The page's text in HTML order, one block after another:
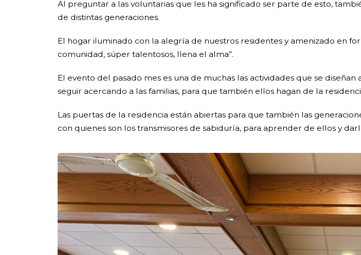
Al preguntar a las voluntarias que les ha significado ser parte de esto,
de distintas generaciones.
El hogar iluminado con la alegría de nuestros residentes y amenizado en
comunidad, súper talentosos, llena el alma”.
El evento del pasado mes es una de muchas las actividades que se
seguir acercando a las familias, para que también ellos hagan de la
Las puertas de la residencia están abiertas para que también las
con quienes son los transmisores de sabiduría, para aprender de ellos y